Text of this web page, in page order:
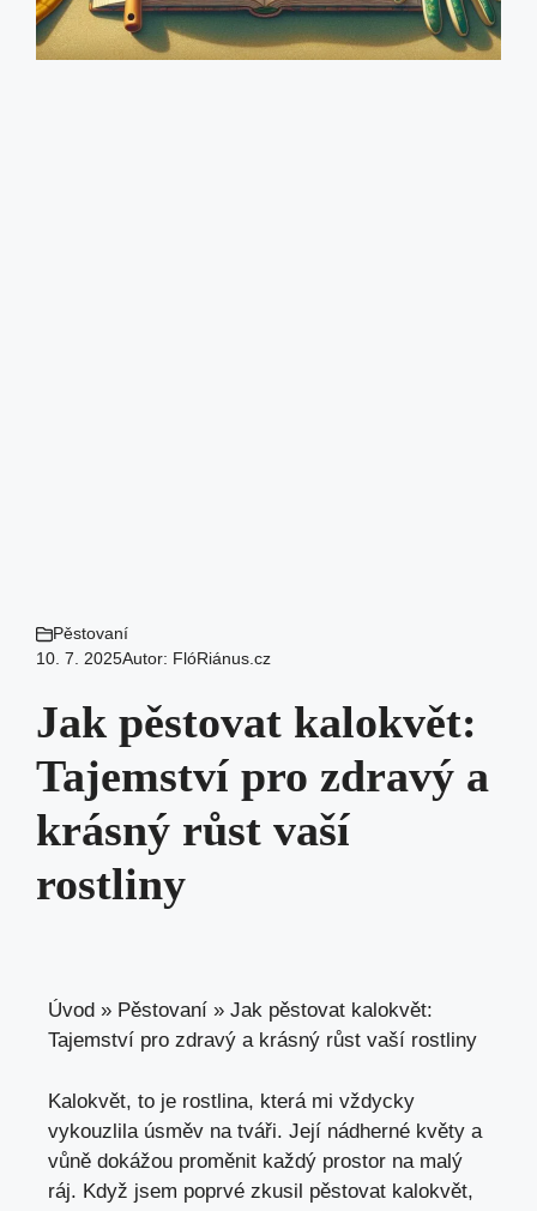
Pěstovaní
10. 7. 2025Autor: FlóRiánus.cz
Jak pěstovat kalokvět:
Tajemství pro zdravý a
krásný růst vaší
rostliny
Úvod » Pěstovaní » Jak pěstovat kalokvět:
Tajemství pro zdravý a krásný růst vaší rostliny
Kalokvět, to je rostlina, která mi vždycky
vykouzlila úsměv na tváři. Její nádherné květy a
vůně dokážou proměnit každý prostor na malý
ráj. Když jsem poprvé zkusil pěstovat kalokvět,